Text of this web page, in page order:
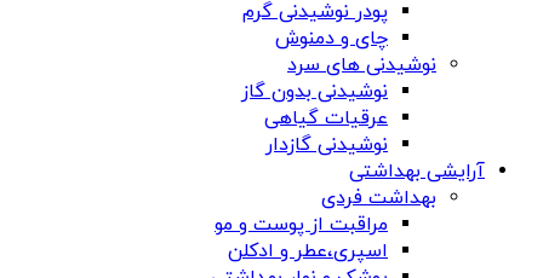
پودر نوشیدنی گرم
چای و دمنوش
نوشیدنی های سرد
نوشیدنی بدون گاز
عرقیات گیاهی
نوشیدنی گازدار
آرایشی بهداشتی
بهداشت فردی
مراقبت از پوست و مو
اسپری،عطر و ادکلن